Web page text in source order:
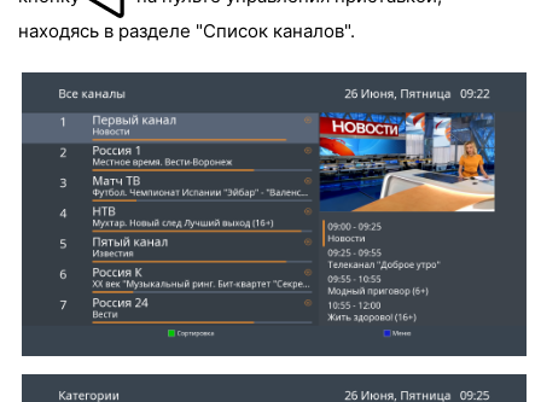
находясь в разделе "Список каналов".